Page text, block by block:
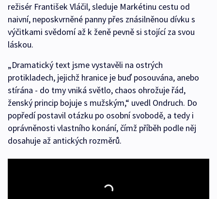
režisér František Vláčil, sleduje Markétinu cestu od
naivní, neposkvrněné panny přes znásilněnou dívku s
výčitkami svědomí až k ženě pevně si stojící za svou
láskou.
„Dramatický text jsme vystavěli na ostrých
protikladech, jejichž hranice je buď posouvána, anebo
stírána - do tmy vniká světlo, chaos ohrožuje řád,
ženský princip bojuje s mužským,“ uvedl Ondruch. Do
popředí postavil otázku po osobní svobodě, a tedy i
oprávněnosti vlastního konání, čímž příběh podle něj
dosahuje až antických rozměrů.